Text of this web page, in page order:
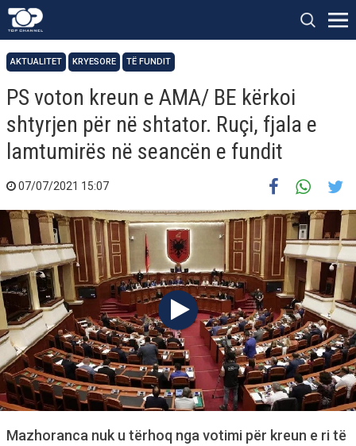
AKTUALITET KRYESORE TË FUNDIT
PS voton kreun e AMA/ BE kërkoi
shtyrjen për në shtator. Ruçi, fjala e
lamtumirës në seancën e fundit
07/07/2021 15:07
Mazhoranca nuk u tërhoq nga votimi për kreun e ri të